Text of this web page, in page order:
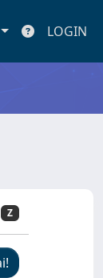
LOGIN
Z